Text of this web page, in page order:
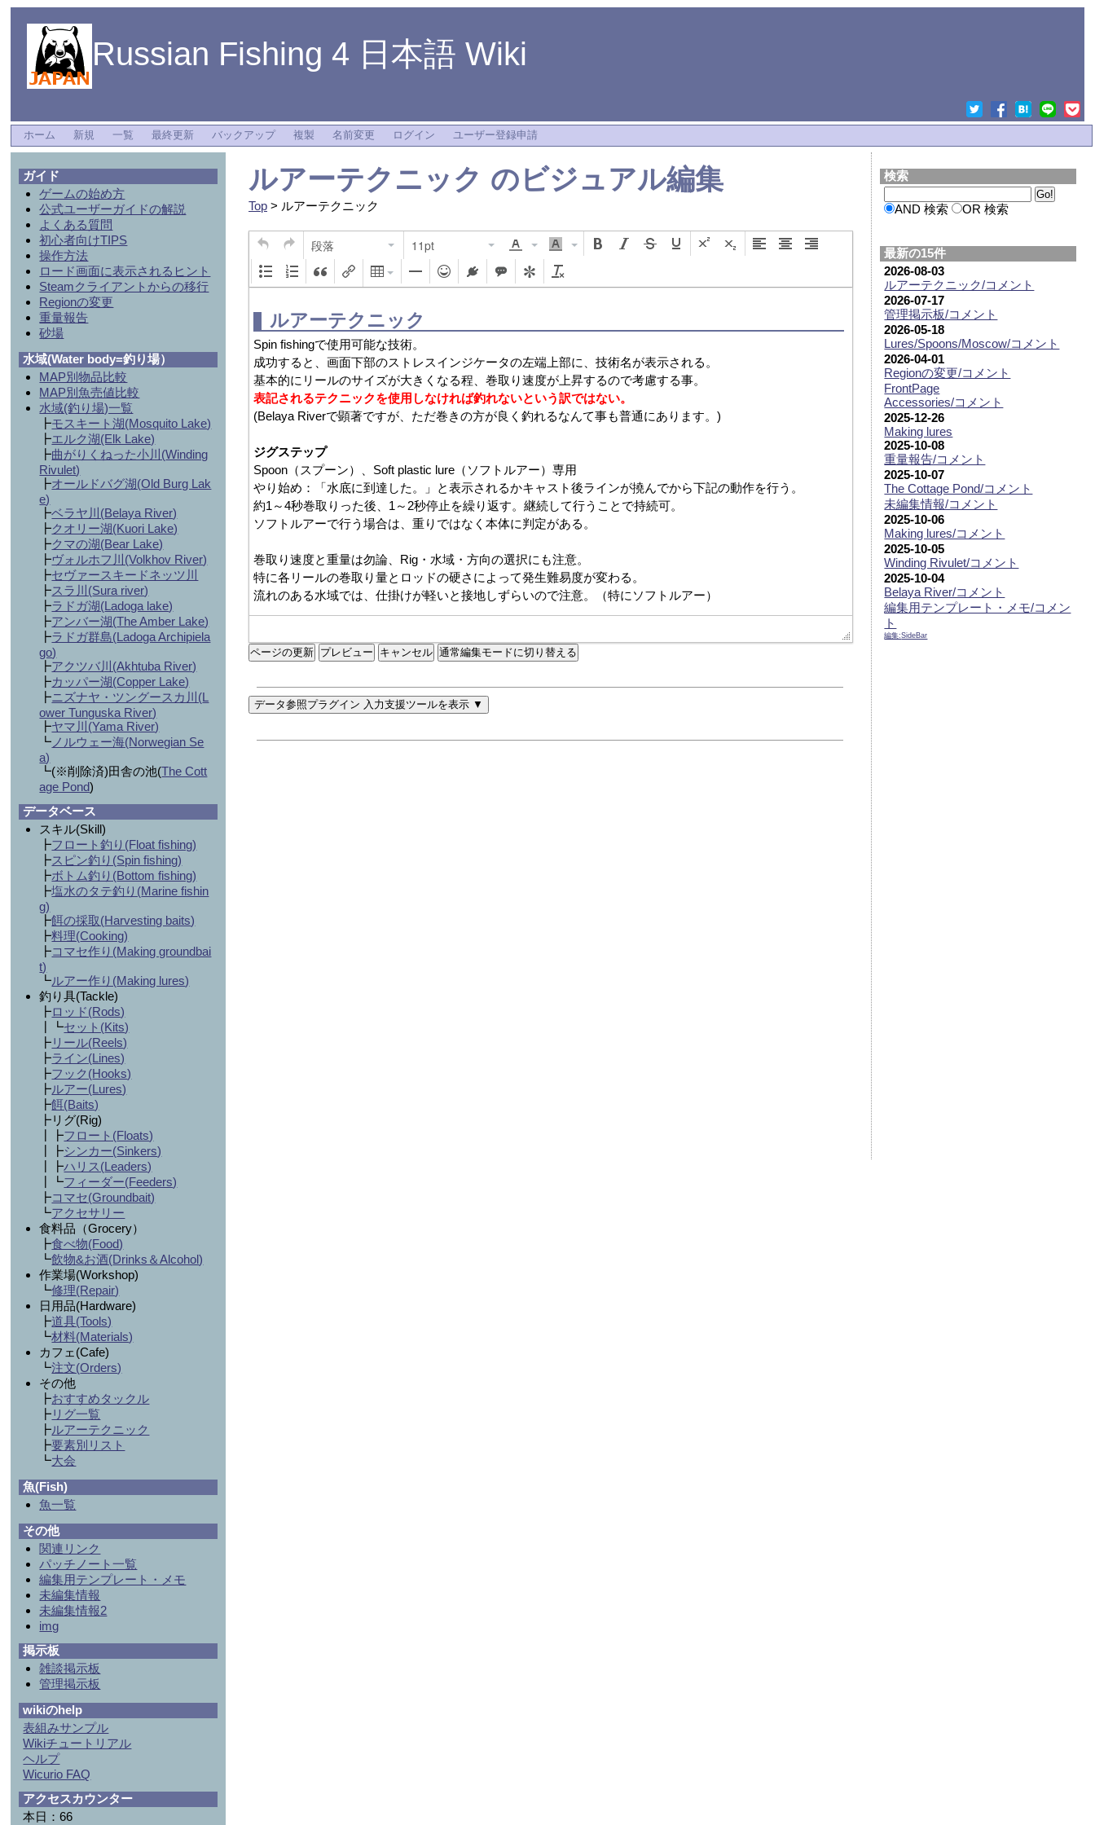
Russian Fishing 4 日本語 Wiki
ホーム 新規 一覧 最終更新 バックアップ 複製 名前変更 ログイン ユーザー登録申請
ルアーテクニック のビジュアル編集
Top > ルアーテクニック
段落 11pt
ページの更新 通常編集モードに切り替える
データ参照プラグイン 入力支援ツールを表示 ▼
検索
AND 検索 OR 検索
最新の15件
2026-08-03
ルアーテクニック/コメント
2026-07-17
管理掲示板/コメント
2026-05-18
Lures/Spoons/Moscow/コメント
2026-04-01
Regionの変更/コメント
FrontPage
Accessories/コメント
2025-12-26
Making lures
2025-10-08
重量報告/コメント
2025-10-07
The Cottage Pond/コメント
未編集情報/コメント
2025-10-06
Making lures/コメント
2025-10-05
Winding Rivulet/コメント
2025-10-04
Belaya River/コメント
編集用テンプレート・メモ/コメン
ト
編集:SideBar
ガイド
ゲームの始め方
公式ユーザーガイドの解説
よくある質問
初心者向けTIPS
操作方法
ロード画面に表示されるヒント
Steamクライアントからの移行
Regionの変更
重量報告
砂場
水域(Water body=釣り場）
MAP別物品比較
MAP別魚売値比較
水域(釣り場)一覧
┣モスキート湖(Mosquito Lake)
┣エルク湖(Elk Lake)
┣曲がりくねった小川(Winding
Rivulet)
┣オールドバグ湖(Old Burg Lak
e)
┣ベラヤ川(Belaya River)
┣クオリー湖(Kuori Lake)
┣クマの湖(Bear Lake)
┣ヴォルホフ川(Volkhov River)
┣セヴァースキードネッツ川
┣スラ川(Sura river)
┣ラドガ湖(Ladoga lake)
┣アンバー湖(The Amber Lake)
┣ラドガ群島(Ladoga Archipiela
go)
┣アクツバ川(Akhtuba River)
┣カッパー湖(Copper Lake)
┣ニズナヤ・ツングースカ川(L
ower Tunguska River)
┣ヤマ川(Yama River)
┗ ノルウェー海(Norwegian Se
a)
┗(※削除済)田舎の池(The Cott
age Pond)
データベース
スキル(Skill)
┣フロート釣り(Float fishing)
┣スピン釣り(Spin fishing)
┣ボトム釣り(Bottom fishing)
┣塩水のタテ釣り(Marine fishin
g)
┣餌の採取(Harvesting baits)
┣料理(Cooking)
┣コマセ作り(Making groundbai
t)
┗ルアー作り(Making lures)
釣り具(Tackle)
┣ロッド(Rods)
┃┗セット(Kits)
┣リール(Reels)
┣ライン(Lines)
┣フック(Hooks)
┣ルアー(Lures)
┣餌(Baits)
┣リグ(Rig)
┃┣フロート(Floats)
┃┣シンカー(Sinkers)
┃┣ハリス(Leaders)
┃┗フィーダー(Feeders)
┣コマセ(Groundbait)
┗アクセサリー
食料品（Grocery）
┣食べ物(Food)
┗飲物&お酒(Drinks＆Alcohol)
作業場(Workshop)
┗修理(Repair)
日用品(Hardware)
┣道具(Tools)
┗材料(Materials)
カフェ(Cafe)
┗注文(Orders)
その他
┣おすすめタックル
┣リグ一覧
┣ルアーテクニック
┣要素別リスト
┗大会
魚(Fish)
魚一覧
その他
関連リンク
パッチノート一覧
編集用テンプレート・メモ
未編集情報
未編集情報2
img
掲示板
雑談掲示板
管理掲示板
wikiのhelp
表組みサンプル
Wikiチュートリアル
ヘルプ
Wicurio FAQ
アクセスカウンター
本日：66